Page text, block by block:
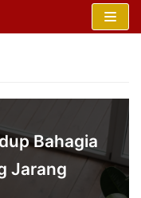
Bahagia
Jarang